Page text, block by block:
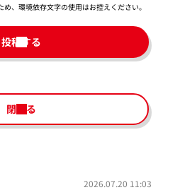
、環境依存文字の使用はお控えください。​
投稿する
閉じる
2026.07.20 11:03